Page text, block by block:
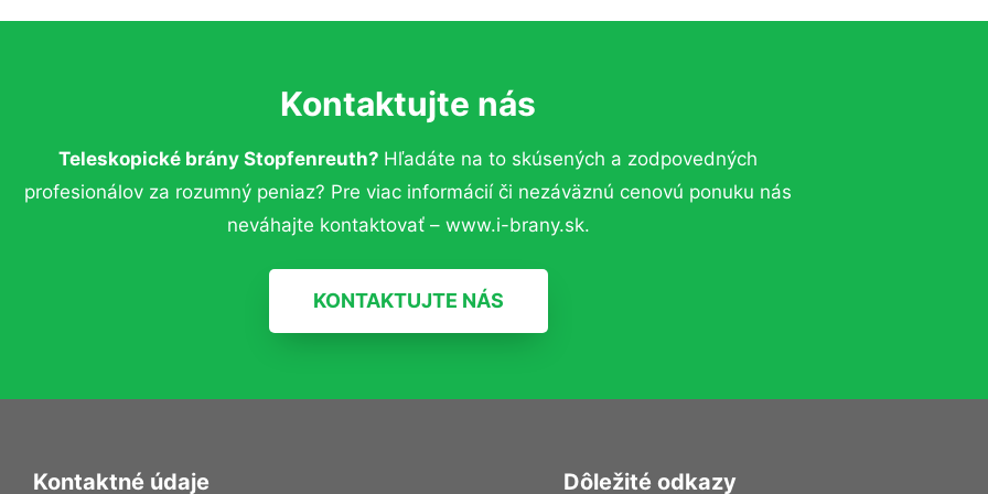
Kontaktujte nás
Teleskopické brány Stopfenreuth? Hľadáte na to skúsených a zodpovedných
profesionálov za rozumný peniaz? Pre viac informácií či nezáväznú cenovú ponuku nás
neváhajte kontaktovať – www.i-brany.sk.
KONTAKTUJTE NÁS
Kontaktné údaje Dôležité odkazy